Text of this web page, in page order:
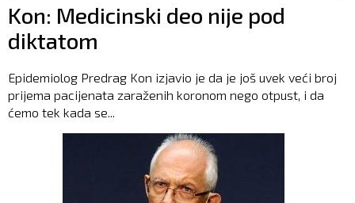
Kon: Medicinski deo nije pod
diktatom
Epidemiolog Predrag Kon izjavio je da je još uvek veći broj
prijema pacijenata zaraženih koronom nego otpust, i da
ćemo tek kada se...